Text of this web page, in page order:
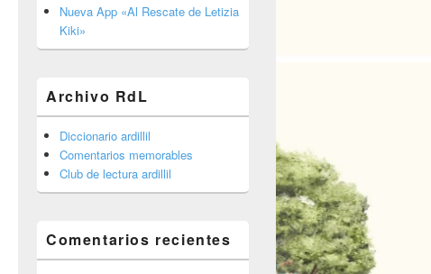
barra
lateral
primaria
Nueva App «Al Rescate de Letizia
Kiki»
Archivo RdL
Diccionario ardillil
Comentarios memorables
Club de lectura ardillil
Comentarios recientes